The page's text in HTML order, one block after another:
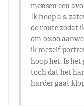
mensen een
Ik hoop a s.
de route zodat
om 06.00
ik mezelf
hoop het. Is
toch dat het
harder gaat